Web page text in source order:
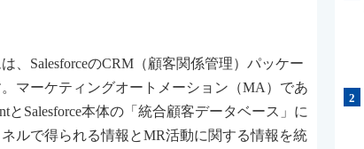
、SalesforceのCRM（顧客関係管理）パッケー
マーケティングオートメーション（MA）であ
とSalesforce本体の「統合顧客データベース」に
ルで得られる情報とMR活動に関する情報を統
2